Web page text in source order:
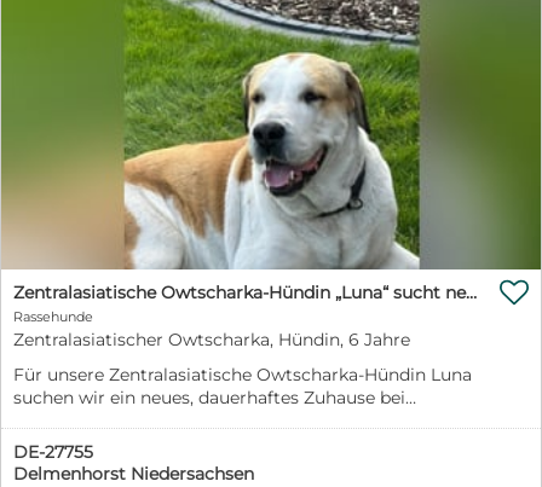
Zentralasiatische Owtscharka-Hündin „Luna“ sucht neues Zuhause
Rassehunde
Zentralasiatischer Owtscharka, Hündin, 6 Jahre
Für unsere Zentralasiatische Owtscharka-Hündin Luna
suchen wir ein neues, dauerhaftes Zuhause bei
Dezember 2020 geboren und ist eine rot-weiße Hündin.
Sie besitzt einen Europäischen Heimtierausweis, ist

DE-27755
Delmenhorst Niedersachsen